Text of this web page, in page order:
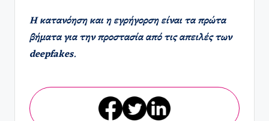
Η κατανόηση και η εγρήγορση είναι τα πρώτα
βήματα για την προστασία από τις απειλές των
deepfakes.